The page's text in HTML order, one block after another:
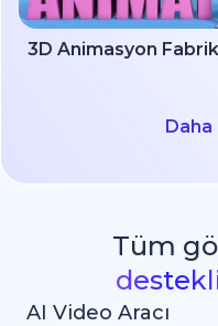
3D Animasyon
Daha
Tüm
AI Video Aracı